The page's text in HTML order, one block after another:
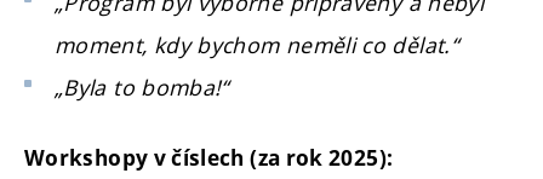
moment, kdy bychom neměli co dělat.“
„Byla to bomba!“
Workshopy v číslech (za rok 2025):